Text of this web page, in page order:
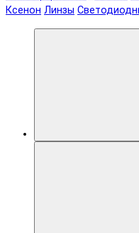
Ксенон Линзы